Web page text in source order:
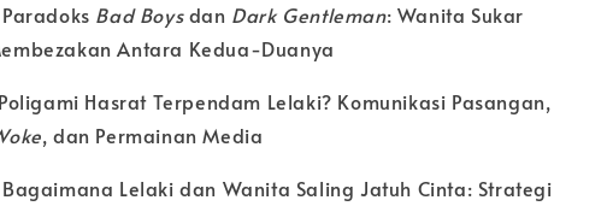
Bad Boys dan Dark Gentleman: Wanita Sukar
Antara Kedua-Duanya
Hasrat Terpendam Lelaki? Komunikasi Pasangan,
, dan Permainan Media
Bagaimana Lelaki dan Wanita Saling Jatuh Cinta: Strategi